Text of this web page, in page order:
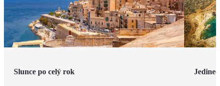
Slunce po celý rok